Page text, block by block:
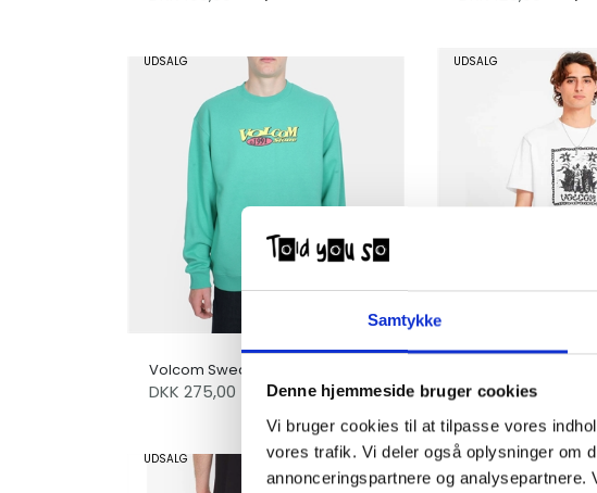
Samtykke
Denne hjemmeside bruger cookies
Vi bruger cookies til at tilpasse vores
vores trafik. Vi deler også oplysninger om
annonceringspartnere og
UDSALG
Volcom Sweatshirt Watanite Mint
DKK 275,00 550,00
UDSALG
Volcom T-shirt FA
DKK175,00
UDSALG UDSALG